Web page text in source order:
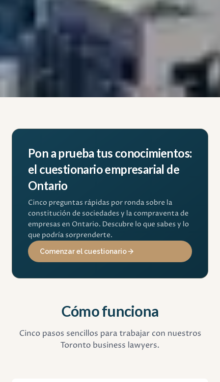
Pon a prueba tus conocimientos:
el cuestionario empresarial de
Ontario
Cinco preguntas rápidas por ronda sobre la
constitución de sociedades y la compraventa de
empresas en Ontario. Descubre lo que sabes y lo
que podría sorprenderte.
Comenzar el cuestionario
Cómo funciona
Cinco pasos sencillos para trabajar con nuestros
Toronto business lawyers.